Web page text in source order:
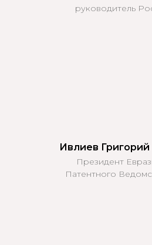
руководитель
Ивлиев
Президент
Патентного